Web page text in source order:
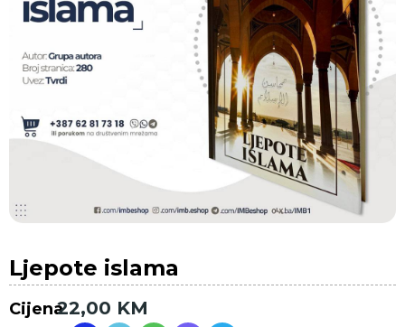
Ljepote islama
Cijena22,00 KM